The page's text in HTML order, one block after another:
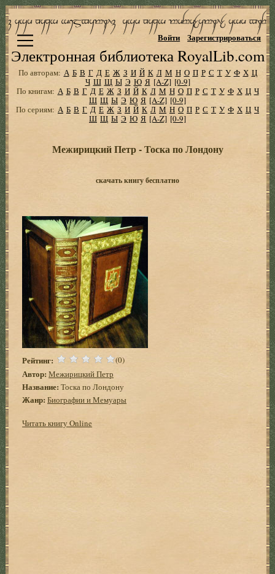
Электронная библиотека RoyalLib.com
Войти Зарегистрироваться
По авторам: А Б В Г Д Е Ж З И Й К Л М Н О П Р С Т У Ф Х Ц
Ч Ш Щ Ы Э Ю Я [A-Z] [0-9]
По книгам: А Б В Г Д Е Ж З И Й К Л М Н О П Р С Т У Ф Х Ц Ч
Ш Щ Ы Э Ю Я [A-Z] [0-9]
По сериям: А Б В Г Д Е Ж З И Й К Л М Н О П Р С Т У Ф Х Ц Ч
Ш Щ Ы Э Ю Я [A-Z] [0-9]
Межирицкий Петр - Тоска по Лондону
скачать книгу бесплатно
Рейтинг: (0)
Автор: Межирицкий Петр
Название: Тоска по Лондону
Жанр: Биографии и Мемуары
Читать книгу Online